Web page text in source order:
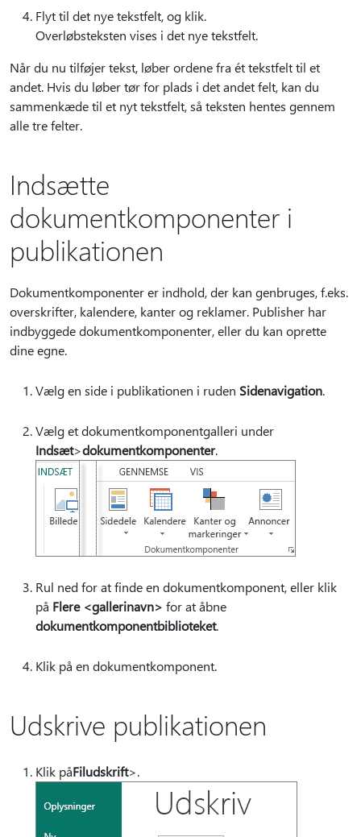
Flyt til det nye tekstfelt, og klik.
Overløbsteksten vises i det nye tekstfelt.
Når du nu tilføjer tekst, løber ordene fra ét tekstfelt til et
andet. Hvis du løber tør for plads i det andet felt, kan du
sammenkæde til et nyt tekstfelt, så teksten hentes gennem
alle tre felter.
Indsætte
dokumentkomponenter i
publikationen
Dokumentkomponenter er indhold, der kan genbruges, f.eks.
overskrifter, kalendere, kanter og reklamer. Publisher har
indbyggede dokumentkomponenter, eller du kan oprette
dine egne.
Vælg en side i publikationen i ruden Sidenavigation.
Vælg et dokumentkomponentgalleri under
Indsæt>dokumentkomponenter.
Rul ned for at finde en dokumentkomponent, eller klik
på Flere <gallerinavn> for at åbne
dokumentkomponentbiblioteket.
Klik på en dokumentkomponent.
Udskrive publikationen
Klik påFiludskrift>.